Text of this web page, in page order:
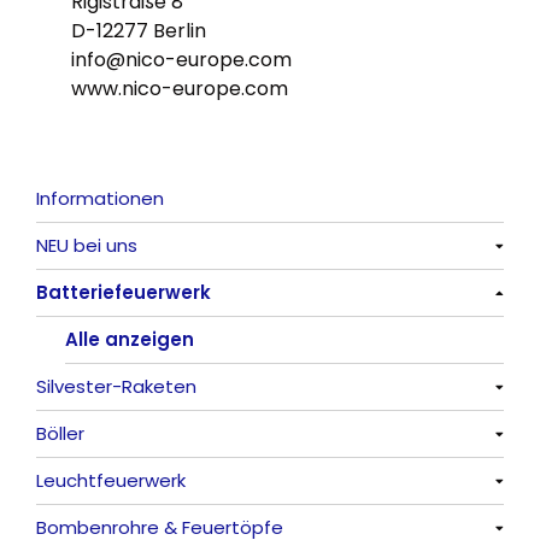
D-12277 Berlin
info@nico-europe.com
www.nico-europe.com
Informationen
NEU bei uns
Alle anzeigen
Batteriefeuerwerk
Alle anzeigen
Silvester-Raketen
Alle anzeigen
Böller
Alle anzeigen
China-Böller
Leuchtfeuerwerk
Alle anzeigen
Bombenrohre & Feuertöpfe